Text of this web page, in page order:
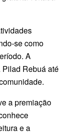
se como
A
Rebuá até
a premiação
e a